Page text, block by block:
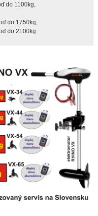
do 1100kg,
do 1750kg,
do 2100kg